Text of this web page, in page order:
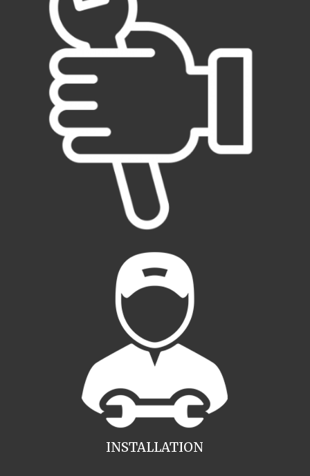
INSTALLATION